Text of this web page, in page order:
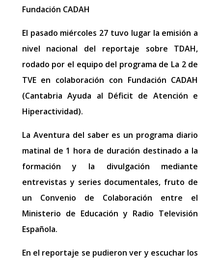
Fundación CADAH
El pasado miércoles 27 tuvo lugar la emisión a
nivel nacional del reportaje sobre TDAH,
rodado por el equipo del programa de La 2 de
TVE en colaboración con Fundación CADAH
(Cantabria Ayuda al Déficit de Atención e
Hiperactividad).
La Aventura del saber es un programa diario
matinal de 1 hora de duración destinado a la
formación y la divulgación mediante
entrevistas y series documentales, fruto de
un Convenio de Colaboración entre el
Ministerio de Educación y Radio Televisión
Española.
En el reportaje se pudieron ver y escuchar los